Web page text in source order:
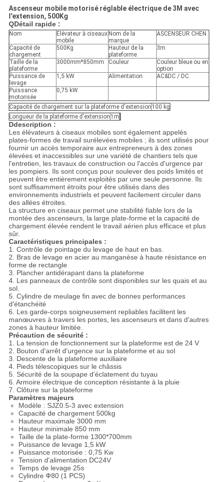
Ascenseur mobile motorisé réglable électrique de 3M avec
l'extension, 500Kg
QDétail rapide :
Nom
Élévateur à ciseaux
mobile
Nom de la
marque
ASCENSEUR CHEN
Capacité de
chargement
500Kg
Hauteur de la
plateforme
3m
Taille de la
plateforme
3000mm*850mm Couleur
Couleur bleue ou en
option
Puissance de
levage
1,5 kW Alimentation AC&DC / DC
Puissance
motorisée
0,75 kW
Capacité de chargement sur la plateforme d'extension 100 kg
Longueur de la plateforme d'extension 1m
Ddescription :
Les élévateurs à ciseaux mobiles sont également appelés
plates-formes de travail surélevées mobiles ; ils sont utilisés pour
fournir un accès temporaire aux entrepreneurs à des zones
élevées et inaccessibles sur une variété de chantiers tels que
l'entretien, les travaux de construction ou l'accès d'urgence par
les pompiers. Ils sont conçus pour soulever des poids limités et
peuvent être entièrement exploités par une seule personne. Ils
sont suffisamment étroits pour être utilisés dans des
environnements industriels et peuvent facilement circuler dans
des allées étroites.
La structure en ciseaux permet une stabilité fiable lors de la
montée des ascenseurs, la large plate-forme et la capacité de
chargement élevée rendent le travail aérien plus efficace et plus
sûr.
Caractéristiques principales :
1. Contrôle de pointage du levage de haut en bas.
2. Bras de levage en acier au manganèse à haute résistance en
forme de rectangle
3. Plancher antidérapant dans la plateforme
4. Les panneaux de contrôle sont disponibles sur les quais et au
sol.
5. Cylindre de meulage fin avec de bonnes performances
d'étanchéité
6. Les garde-corps soigneusement repliables facilitent les
manœuvres à travers les portes, les ascenseurs et dans d'autres
zones à hauteur limitée.
Précaution de sécurité :
1. La tension de fonctionnement sur la plateforme est de 24 V
2. Bouton d'arrêt d'urgence sur la plateforme et au sol
3. Descente de la plateforme auxiliaire
4. Pieds télescopiques sur le châssis
5. Sécurité de la soupape d'éclatement du tuyau
6. Armoire électrique de conception résistante à la pluie
7. Clôture sur la plateforme
Paramètres majeurs
Modèle : SJZ0.5-3 avec extension
Capacité de chargement 500kg
Hauteur maximale 3000 mm
Hauteur minimale 850 mm
Taille de la plate-forme 1300*700mm
Puissance de levage 1,5 kW
Puissance motorisée : 0,75 Kw
Tension d'alimentation DC24V
Temps de levage 25s
Cylindre Ф80 (1 PCS)